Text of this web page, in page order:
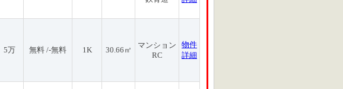
5万 無料 /-無料 1K 30.66㎡
マンション
RC
物件
詳細